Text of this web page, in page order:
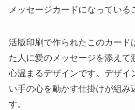
メッセージカードになっている
活版印刷で作られたこのカード
た人に愛のメッセージを添えて
心温まるデザインです。デザイ
い手の心を動かす仕掛けが組み
す。